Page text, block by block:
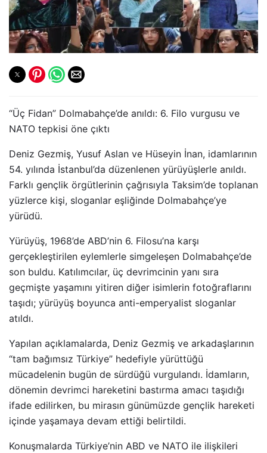
“Üç Fidan” Dolmabahçe’de anıldı: 6. Filo vurgusu ve
NATO tepkisi öne çıktı
Deniz Gezmiş, Yusuf Aslan ve Hüseyin İnan, idamlarının
54. yılında İstanbul’da düzenlenen yürüyüşlerle anıldı.
Farklı gençlik örgütlerinin çağrısıyla Taksim’de toplanan
yüzlerce kişi, sloganlar eşliğinde Dolmabahçe’ye
yürüdü.
Yürüyüş, 1968’de ABD’nin 6. Filosu’na karşı
gerçekleştirilen eylemlerle simgeleşen Dolmabahçe’de
son buldu. Katılımcılar, üç devrimcinin yanı sıra
geçmişte yaşamını yitiren diğer isimlerin fotoğraflarını
taşıdı; yürüyüş boyunca anti-emperyalist sloganlar
atıldı.
Yapılan açıklamalarda, Deniz Gezmiş ve arkadaşlarının
“tam bağımsız Türkiye” hedefiyle yürüttüğü
mücadelenin bugün de sürdüğü vurgulandı. İdamların,
dönemin devrimci hareketini bastırma amacı taşıdığı
ifade edilirken, bu mirasın günümüzde gençlik hareketi
içinde yaşamaya devam ettiği belirtildi.
Konuşmalarda Türkiye’nin ABD ve NATO ile ilişkileri